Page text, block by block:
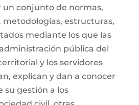
conjunto de normas,
estructuras,
mediante los que las
pública del
y los servidores
explican y dan a conocer
su gestión a los